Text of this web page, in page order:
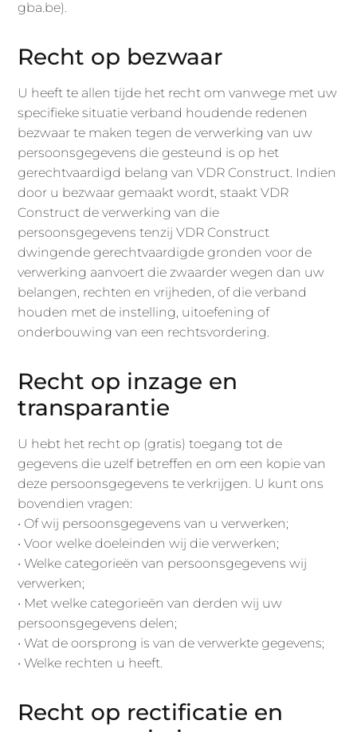
gba.be).
Recht op bezwaar
U heeft te allen tijde het recht om vanwege met uw
specifieke situatie verband houdende redenen
bezwaar te maken tegen de verwerking van uw
persoonsgegevens die gesteund is op het
gerechtvaardigd belang van VDR Construct. Indien
door u bezwaar gemaakt wordt, staakt VDR
Construct de verwerking van die
persoonsgegevens tenzij VDR Construct
dwingende gerechtvaardigde gronden voor de
verwerking aanvoert die zwaarder wegen dan uw
belangen, rechten en vrijheden, of die verband
houden met de instelling, uitoefening of
onderbouwing van een rechtsvordering.
Recht op inzage en
transparantie
U hebt het recht op (gratis) toegang tot de
gegevens die uzelf betreffen en om een kopie van
deze persoonsgegevens te verkrijgen. U kunt ons
bovendien vragen:
• Of wij persoonsgegevens van u verwerken;
• Voor welke doeleinden wij die verwerken;
• Welke categorieën van persoonsgegevens wij
verwerken;
• Met welke categorieën van derden wij uw
persoonsgegevens delen;
• Wat de oorsprong is van de verwerkte gegevens;
• Welke rechten u heeft.
Recht op rectificatie en